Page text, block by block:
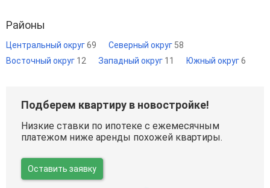
Районы
Центральный округ69 Северный округ 58
Восточный округ 12 Западный округ 11 Южный округ6
Подберем квартиру в новостройке!
Низкие ставки по ипотеке с ежемесячным
платежом ниже аренды похожей квартиры.
Оставить заявку